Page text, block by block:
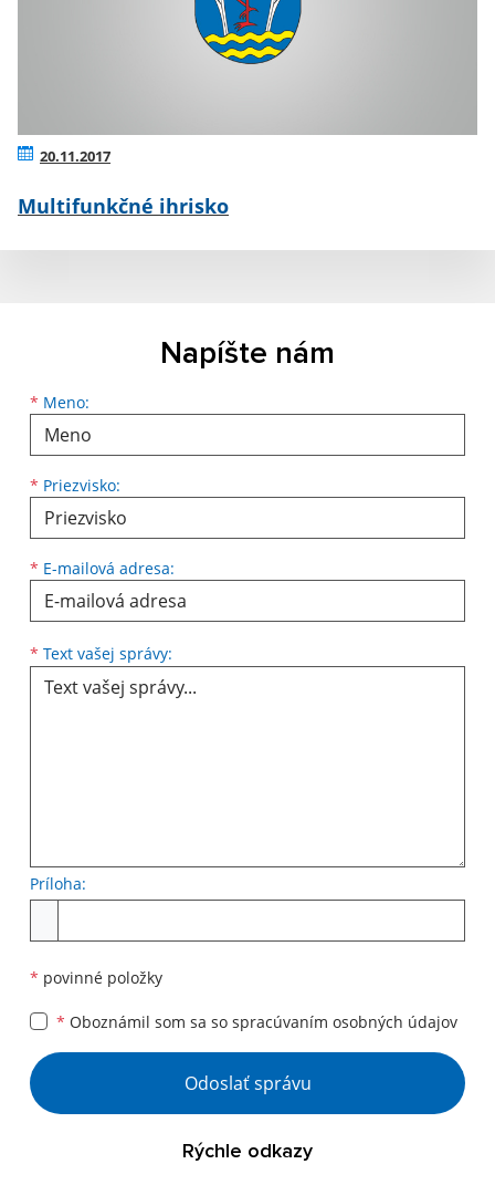
20.11.2017
Multifunkčné ihrisko
Napíšte nám
* Meno:
Meno
* Priezvisko:
Priezvisko
* E-mailová adresa:
E-mailová adresa
* Text vašej správy:
Príloha:
* povinné položky
* Oboznámil som sa so spracúvaním osobných údajov
Google reCaptcha Response
Odoslať správu
Rýchle odkazy